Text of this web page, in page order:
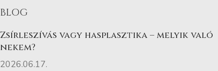
BLOG
Zsírleszívás vagy hasplasztika – melyik való
nekem?
2026.06.17.